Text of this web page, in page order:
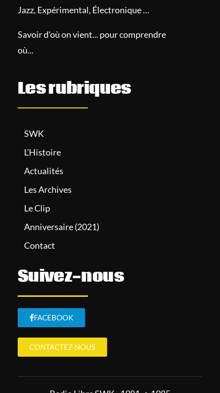
Jazz, Expérimental, Électronique …
Savoir d'où on vient... pour comprendre
où...
Les rubriques
SWK
L’Histoire
Actualités
Les Archives
Le Clip
Anniversaire (2021)
Contact
Suivez-nous
FACEBOOK
CONTACTEZ-NOUS